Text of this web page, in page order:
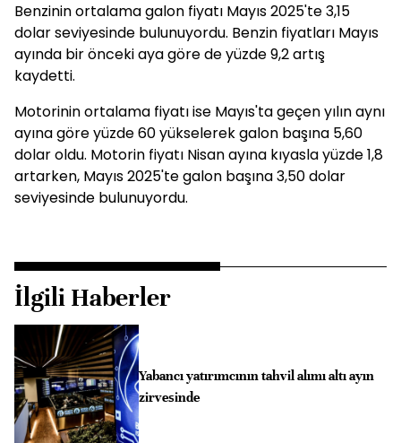
Benzinin ortalama galon fiyatı Mayıs 2025'te 3,15
dolar seviyesinde bulunuyordu. Benzin fiyatları Mayıs
ayında bir önceki aya göre de yüzde 9,2 artış
kaydetti.
Motorinin ortalama fiyatı ise Mayıs'ta geçen yılın aynı
ayına göre yüzde 60 yükselerek galon başına 5,60
dolar oldu. Motorin fiyatı Nisan ayına kıyasla yüzde 1,8
artarken, Mayıs 2025'te galon başına 3,50 dolar
seviyesinde bulunuyordu.
İlgili Haberler
Yabancı yatırımcının tahvil alımı altı ayın
zirvesinde